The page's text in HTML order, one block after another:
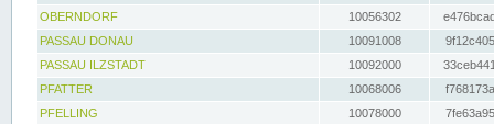
OBERNDORF
10056302
PASSAU DONAU
10091008
PASSAU ILZSTADT
10092000
PFATTER
10068006
PFELLING
10078000